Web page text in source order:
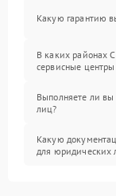
Какую гарантию
В каких районах
сервисные центры
Выполняете ли
лиц?
Какую
для юридических